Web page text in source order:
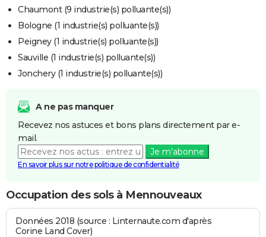
Chaumont (9 industrie(s) polluante(s))
Bologne (1 industrie(s) polluante(s))
Peigney (1 industrie(s) polluante(s))
Sauville (1 industrie(s) polluante(s))
Jonchery (1 industrie(s) polluante(s))
A ne pas manquer
Recevez nos astuces et bons plans directement par e-
mail.
Je m'abonne
En savoir plus sur notre politique de confidentialité
Occupation des sols à Mennouveaux
Données 2018 (source : Linternaute.com d'après
Corine Land Cover)